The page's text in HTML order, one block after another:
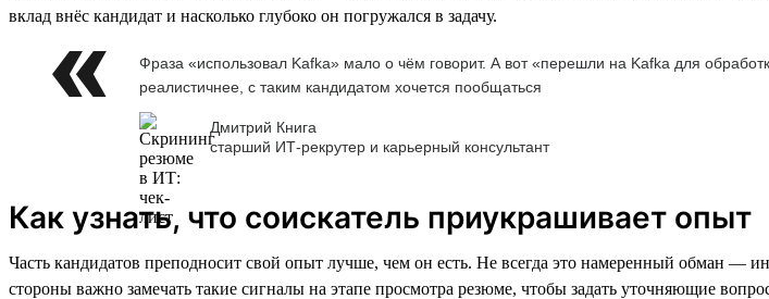
вклад внёс кандидат и насколько глубоко он погружался в задачу.
Фраза «использовал Kafka» мало о чём говорит. А вот «перешли на Kafka для
реалистичнее, с таким кандидатом хочется пообщаться
Дмитрий Книга
старший ИТ-рекрутер и карьерный консультант
Как узнать, что соискатель приукрашивает опыт
Часть кандидатов преподносит свой опыт лучше, чем он есть. Не всегда это намеренный обман —
стороны важно замечать такие сигналы на этапе просмотра резюме, чтобы задать уточняющие